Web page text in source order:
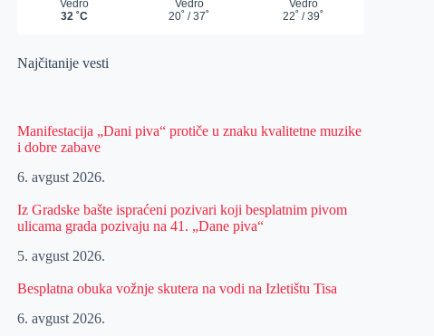
Najčitanije vesti
Manifestacija „Dani piva“ protiče u znaku kvalitetne muzike
i dobre zabave
6. avgust 2026.
Iz Gradske bašte ispraćeni pozivari koji besplatnim pivom
ulicama grada pozivaju na 41. „Dane piva“
5. avgust 2026.
Besplatna obuka vožnje skutera na vodi na Izletištu Tisa
6. avgust 2026.